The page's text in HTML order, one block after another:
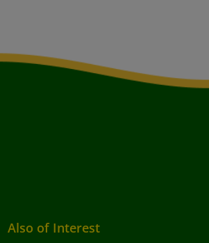
Also of Interest